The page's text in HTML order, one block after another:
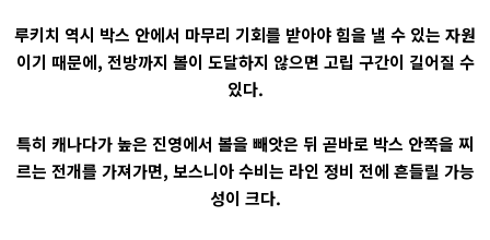
루키치 역시 박스 안에서 마무리 기회를 받아야 힘을 낼 수 있는 자원
이기 때문에, 전방까지 볼이 도달하지 않으면 고립 구간이 길어질 수
있다.
특히 캐나다가 높은 진영에서 볼을 빼앗은 뒤 곧바로 박스 안쪽을 찌
르는 전개를 가져가면, 보스니아 수비는 라인 정비 전에 흔들릴 가능
성이 크다.